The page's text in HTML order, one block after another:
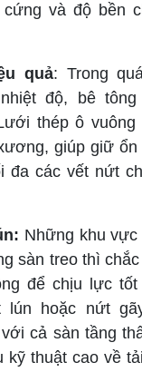
và độ bền
quả: Trong
độ, bê
thép ô vuông
giúp giữ ổn
đa các vết nứt
Những khu
sàn treo thì
để chịu lực
lún hoặc nứt
cả sàn tầng
kỹ thuật cao về